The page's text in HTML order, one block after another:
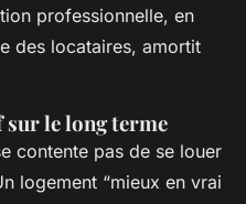
professionnelle, en
des locataires, amortit
sur le long terme
contente pas de se louer
logement “mieux en vrai